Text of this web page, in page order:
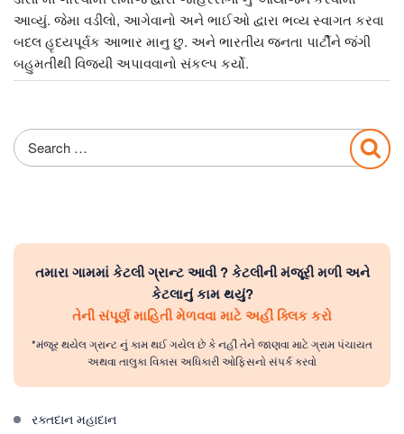
આવ્યું. જેમા વડીલો, આગેવાનો અને ભાઈઓ દ્વારા ભવ્ય સ્વાગત કરવા
બદલ હૃદયપૂર્વક આભાર માનુ છુ. અને ભારતીય જનતા પાર્ટીને જંગી
બહુમતીથી વિજયી અપાવવાનો સંકલ્પ કર્યો.
Search
for:
તમારા ગામમાં કેટલી ગ્રાન્ટ આવી ? કેટલીની મંજૂરી મળી અને
કેટલાનું કામ થયું?
તેની સંપૂર્ણ માહિતી મેળવવા માટે અહીં ક્લિક કરો
*મંજૂર થયેલ ગ્રાન્ટ નું કામ થઈ ગયેલ છે કે નહીં તેને જાણવા માટે ગ્રામ પંચાયત
અથવા તાલુકા વિકાસ અધિકારી ઓફિસનો સંપર્ક કરવો
રક્તદાન મહાદાન